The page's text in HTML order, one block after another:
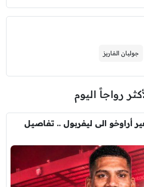
جوليان الفاريز
رواجاً اليوم
أراوخو الى ليفربول .. تفاصيل